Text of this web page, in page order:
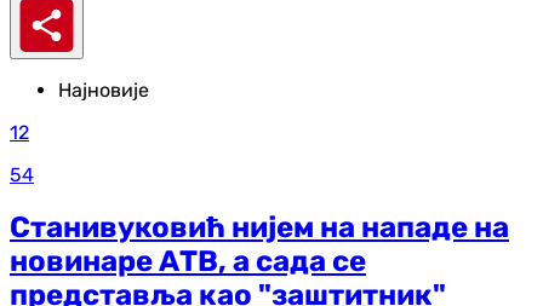
Најновије
12
54
Станивуковић нијем на нападе на
новинаре АТВ, а сада се
представља као "заштитник"